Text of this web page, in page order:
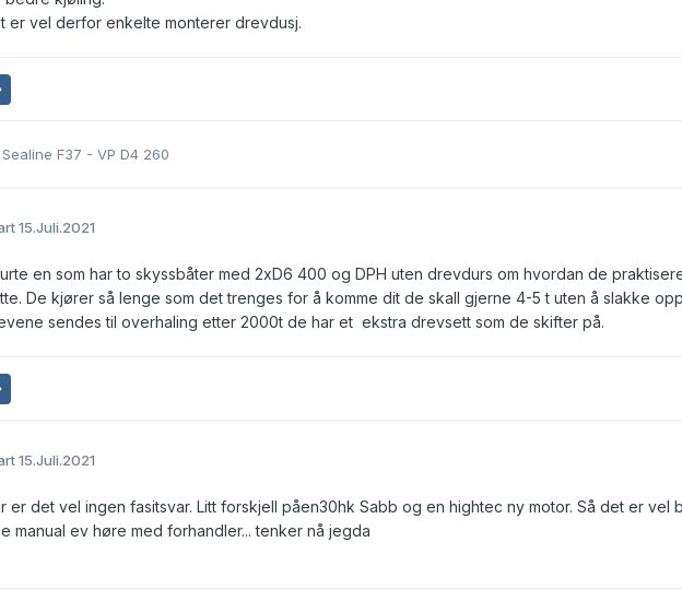
er vel derfor enkelte monterer drevdusj.
F37 - VP D4 260
15.Juli.2021
en som har to skyssbåter med 2xD6 400 og DPH uten drevdurs om hvordan de
De kjører så lenge som det trenges for å komme dit de skall gjerne 4-5 t uten å slakke
sendes til overhaling etter 2000t de har et ekstra drevsett som de skifter på.
15.Juli.2021
er det vel ingen fasitsvar. Litt forskjell påen30hk Sabb og en hightec ny motor. Så det er vel
manual ev høre med forhandler... tenker nå jegda